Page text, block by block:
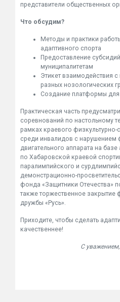
представители общественных
Что обсудим?
Методы и практики
адаптивного спорта
Предоставление
муниципалитетам
Этикет взаимодействия
разных нозологических
Создание платформы
Практическая часть
соревнований по настольному
рамках краевого физкультурно-
среди инвалидов с нарушением
двигательного аппарата на
по Хабаровской краевой
паралимпийского и
демонстрационно-
фонда «Защитники Отечества»
также торжественное
дружбы «Русь».
Приходите, чтобы сделать
качественнее!
С